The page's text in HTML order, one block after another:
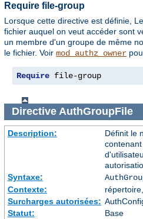
Require file-group
Lorsque cette directive est définie,
fichier auquel on veut accéder sont
un membre d'un groupe de même
le fichier. Voir mod_authz_owner
Require file-group
Directive AuthGroupFile
Description:
Définit le
Syntaxe:
Contexte:
Surcharges autorisées:
Statut:
Base